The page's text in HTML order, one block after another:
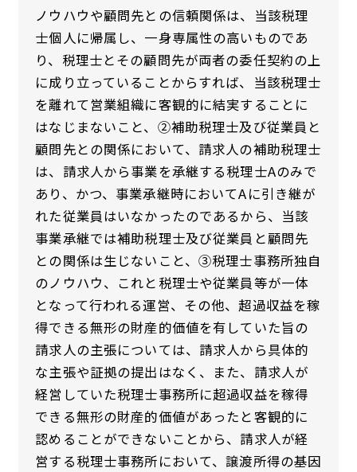
ノウハウや顧問先との信頼関係は、当該税理
士個人に帰属し、一身専属性の高いものであ
り、税理士とその顧問先が両者の委任契約の上
に成り立っていることからすれば、当該税理士
を離れて営業組織に客観的に結実することに
はなじまないこと、②補助税理士及び従業員と
顧問先との関係において、請求人の補助税理士
は、請求人から事業を承継する税理士Aのみで
あり、かつ、事業承継時においてAに引き継が
れた従業員はいなかったのであるから、当該
事業承継では補助税理士及び従業員と顧問先
との関係は生じないこと、③税理士事務所独自
のノウハウ、これと税理士や従業員等が一体
となって行われる運営、その他、超過収益を稼
得できる無形の財産的価値を有していた旨の
請求人の主張については、請求人から具体的
な主張や証拠の提出はなく、また、請求人が
経営していた税理士事務所に超過収益を稼得
できる無形の財産的価値があったと客観的に
認めることができないことから、請求人が経
営する税理士事務所において、譲渡所得の基因